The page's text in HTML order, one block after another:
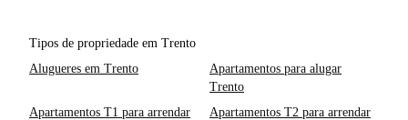
Tipos de propriedade em Trento
Alugueres em Trento
Apartamentos para alugar
Trento
Apartamentos T1 para arrendar
Apartamentos T2 para arrendar